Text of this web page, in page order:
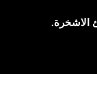
الاشخرة.